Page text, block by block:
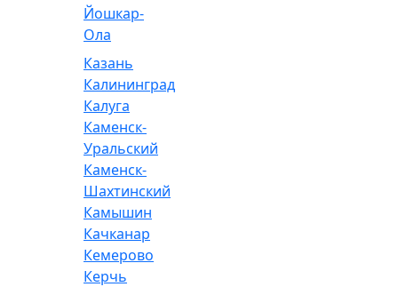
Йошкар-
Ола
Казань
Калининград
Калуга
Каменск-
Уральский
Каменск-
Шахтинский
Камышин
Качканар
Кемерово
Керчь